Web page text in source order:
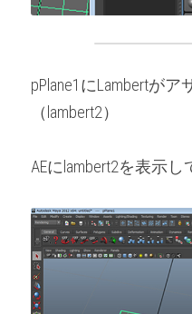
pPlane1にLambertが
（lambert2）
AEにlambert2を表示し